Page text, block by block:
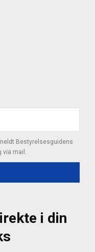
Bestyrelsesguidens
via mail.
i din